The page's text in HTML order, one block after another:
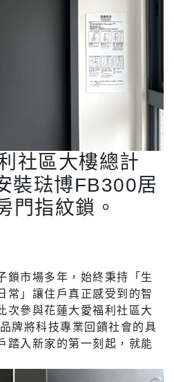
社區大樓總計
裝琺博FB300居
門指紋鎖。
鎖市場多年，始終秉持「生
常」讓住戶真正感受到的智
次參與花蓮大愛福利社區大
牌將科技專業回饋社會的具
踏入新家的第一刻起，就能